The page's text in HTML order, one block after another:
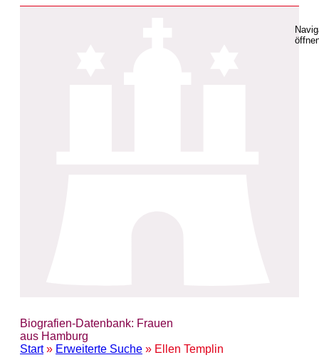
Biografien-Datenbank: Frauen
aus Hamburg
Start» Erweiterte Suche » Ellen Templin